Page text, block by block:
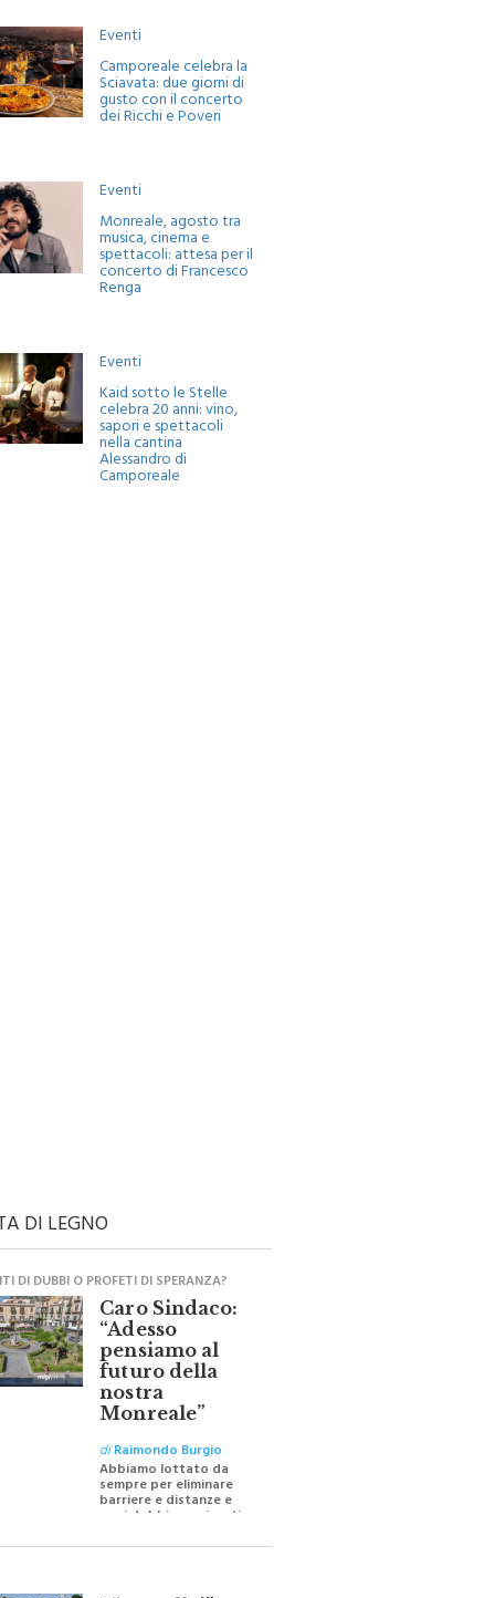
Eventi
Camporeale celebra la
Sciavata: due giorni di
gusto con il concerto
dei Ricchi e Poveri
Eventi
Monreale, agosto tra
musica, cinema e
spettacoli: attesa per il
concerto di Francesco
Renga
Eventi
Kaid sotto le Stelle
celebra 20 anni: vino,
sapori e spettacoli
nella cantina
Alessandro di
Camporeale
DI LEGNO
DI DUBBI O PROFETI DI SPERANZA?
Caro Sindaco:
“Adesso
pensiamo al
futuro della
nostra
Monreale”
diRaimondo Burgio
Abbiamo lottato da
sempre per eliminare
barriere e distanze e
per ricostruire certezze